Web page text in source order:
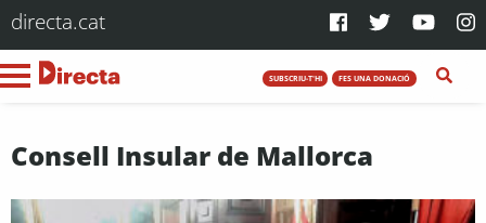
directa.cat
SUBSCRIU-T'HI FES UNA DONACIÓ
Consell Insular de Mallorca